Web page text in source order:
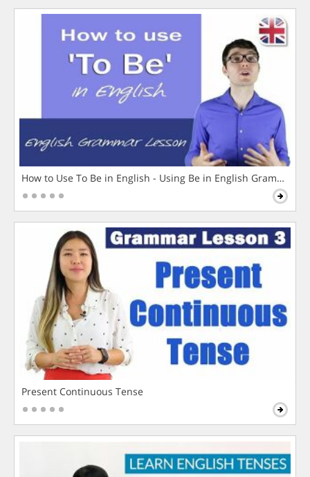
How to Use To Be in English - Using Be in English Grammar
Present Continuous Tense